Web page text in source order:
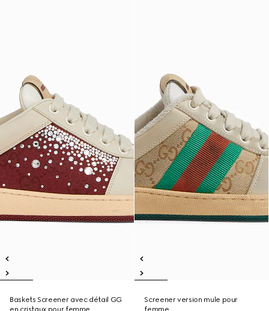
Baskets Screener avec détail GG
en cristaux pour femme
Screener version mule pour
femme